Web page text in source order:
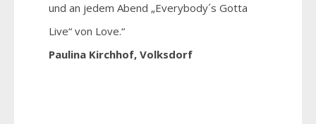
und an jedem Abend „Everybody´s Gotta
Live“ von Love.“
Paulina Kirchhof, Volksdorf